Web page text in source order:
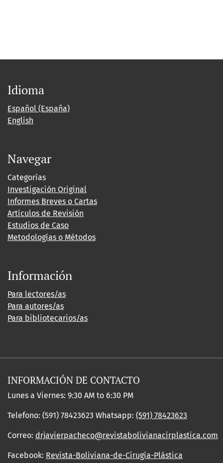
Idioma
Español (España)
English
Navegar
Categorías
Investigación Original
Informes Breves o Cartas
Artículos de Revisión
Estudios de Caso
Metodologías o Métodos
Información
Para lectores/as
Para autores/as
Para bibliotecarios/as
INFORMACIÓN DE CONTACTO
Lunes a Viernes: 9:30 AM to 6:30 PM
Telefono: (591) 78423623 Whatsapp: (591) 78423623
Correo: drjavierpacheco@revistabolivianacirplastica.com
Facebook: Revista-Boliviana-de-Cirugía-Plástica